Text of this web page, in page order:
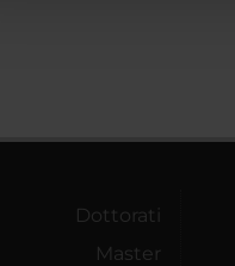
Dottorati
Master